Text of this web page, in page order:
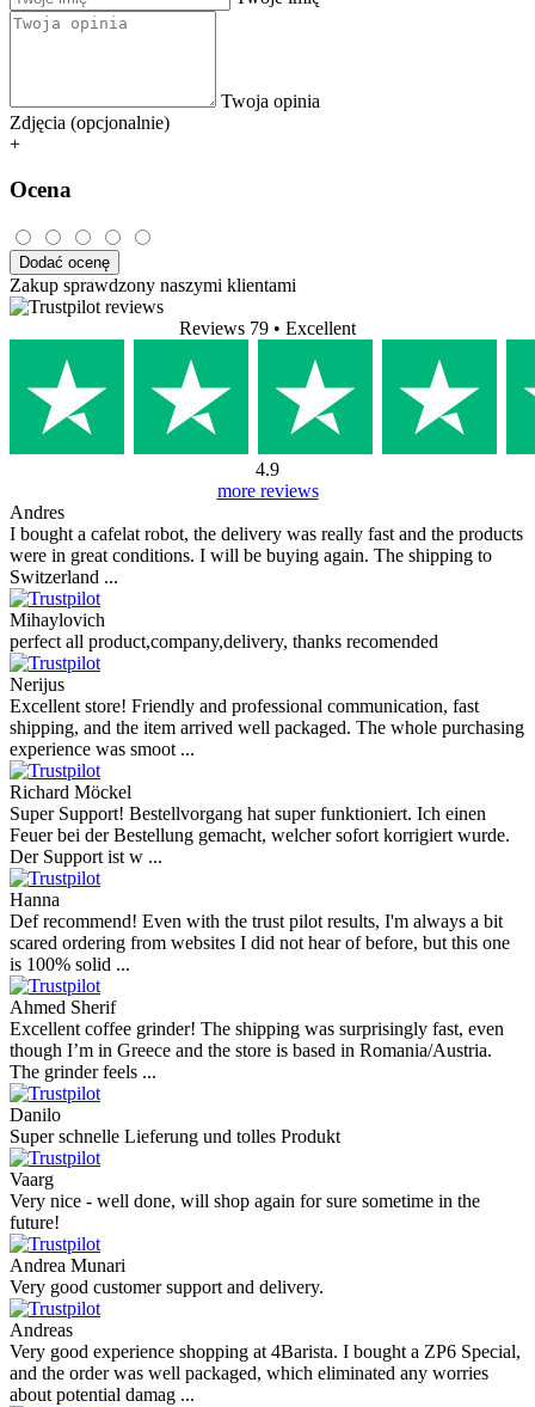
Twoja opinia
Zdjęcia (opcjonalnie)
+
Ocena
Dodać ocenę
Zakup sprawdzony naszymi klientami
Reviews 79 • Excellent
4.9
more reviews
Andres
I bought a cafelat robot, the delivery was really fast and the products
were in great conditions. I will be buying again. The shipping to
Switzerland ...
Mihaylovich
perfect all product,company,delivery, thanks recomended
Nerijus
Excellent store! Friendly and professional communication, fast
shipping, and the item arrived well packaged. The whole purchasing
experience was smoot ...
Richard Möckel
Super Support! Bestellvorgang hat super funktioniert. Ich einen
Feuer bei der Bestellung gemacht, welcher sofort korrigiert wurde.
Der Support ist w ...
Hanna
Def recommend! Even with the trust pilot results, I'm always a bit
scared ordering from websites I did not hear of before, but this one
is 100% solid ...
Ahmed Sherif
Excellent coffee grinder! The shipping was surprisingly fast, even
though I’m in Greece and the store is based in Romania/Austria.
The grinder feels ...
Danilo
Super schnelle Lieferung und tolles Produkt
Vaarg
Very nice - well done, will shop again for sure sometime in the
future!
Andrea Munari
Very good customer support and delivery.
Andreas
Very good experience shopping at 4Barista. I bought a ZP6 Special,
and the order was well packaged, which eliminated any worries
about potential damag ...